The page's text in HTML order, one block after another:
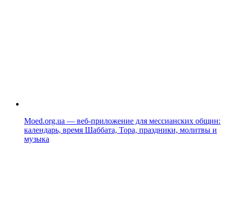
Moed.org.ua — веб-приложение для мессианских общин:
календарь, время Шаббата, Тора, праздники, молитвы и
музыка